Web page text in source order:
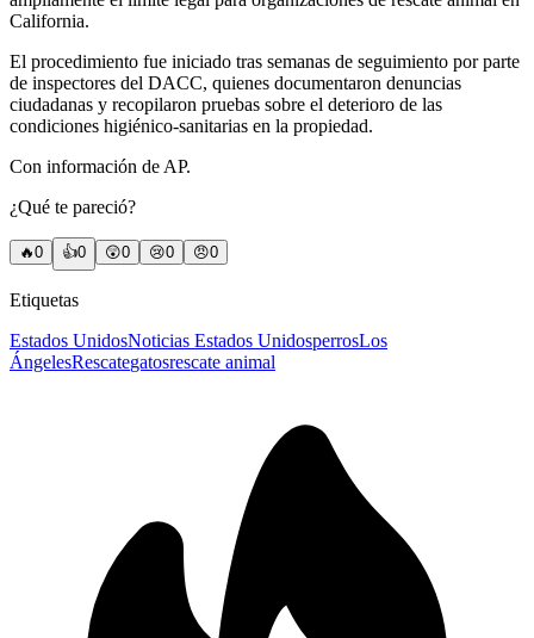
California.
El procedimiento fue iniciado tras semanas de seguimiento por parte
de inspectores del DACC, quienes documentaron denuncias
ciudadanas y recopilaron pruebas sobre el deterioro de las
condiciones higiénico-sanitarias en la propiedad.
Con información de AP.
¿Qué te pareció?
🔥0 👍0 😲0 😢0 😠0
Etiquetas
Estados UnidosNoticias Estados UnidosperrosLos
ÁngelesRescategatosrescate animal